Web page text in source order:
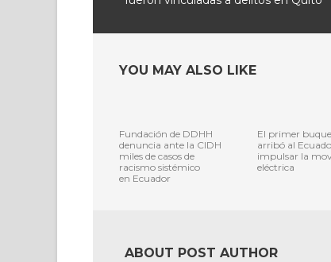
YOU MAY ALSO LIKE
Fundación de DDHH
denuncia ante la CIDH
miles de casos de
racismo sistémico
en Ecuador
El primer
arribó al
impulsar la
eléctrica
ABOUT POST AUTHOR